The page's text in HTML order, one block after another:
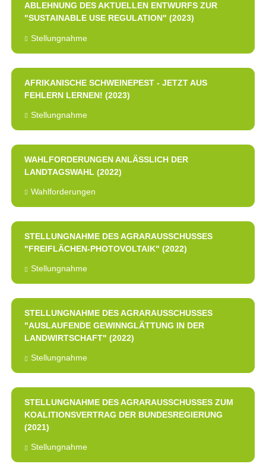
ABLEHNUNG DES AKTUELLEN ENTWURFS ZUR
"SUSTAINABLE USE REGULATION" (2023)
Stellungnahme
AFRIKANISCHE SCHWEINEPEST - JETZT AUS
FEHLERN LERNEN! (2023)
Stellungnahme
WAHLFORDERUNGEN ANLÄSSLICH DER
LANDTAGSWAHL (2022)
Wahlforderungen
STELLUNGNAHME DES AGRARAUSSCHUSSES
"FREIFLÄCHEN-PHOTOVOLTAIK" (2022)
Stellungnahme
STELLUNGNAHME DES AGRARAUSSCHUSSES
"AUSLAUFENDE GEWINNGLÄTTUNG IN DER
LANDWIRTSCHAFT" (2022)
Stellungnahme
STELLUNGNAHME DES AGRARAUSSCHUSSES ZUM
KOALITIONSVERTRAG DER BUNDESREGIERUNG
(2021)
Stellungnahme